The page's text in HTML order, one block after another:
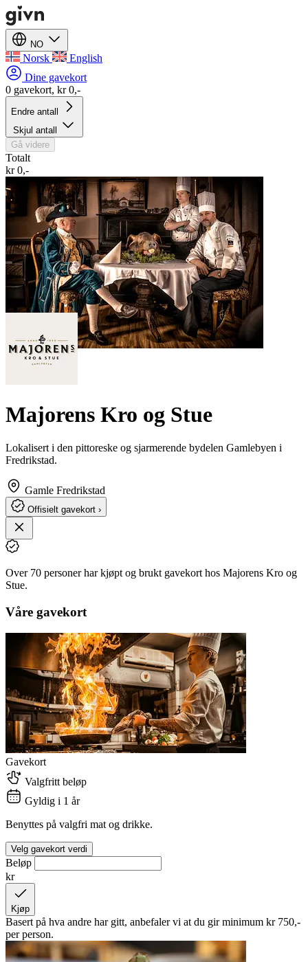
NO
Norsk
English
Dine gavekort
0 gavekort, kr 0,-
Endre antall
Skjul antall
Gå videre
Totalt
kr 0,-
Majorens Kro og Stue
Lokalisert i den pittoreske og sjarmerende bydelen Gamlebyen i
Fredrikstad.
Gamle Fredrikstad
Offisielt gavekort ›
Over 70 personer har kjøpt og brukt gavekort hos Majorens Kro og
Stue.
Våre gavekort
Gavekort
Valgfritt beløp
Gyldig i 1 år
Benyttes på valgfri mat og drikke.
Velg gavekort verdi
Beløp
kr
Kjøp
Basert på hva andre har gitt, anbefaler vi at du gir minimum kr 750,-
per person.